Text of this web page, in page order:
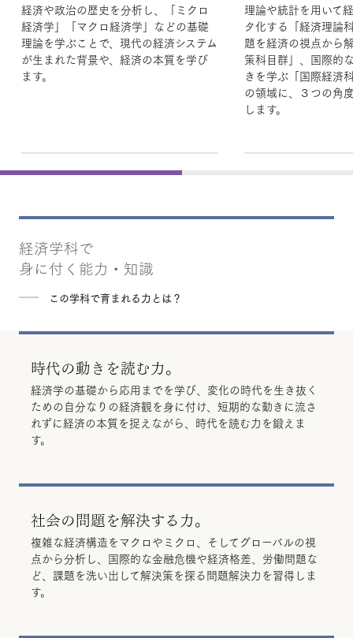
経済や政治の歴史を分析し、「ミクロ
経済学」「マクロ経済学」などの基礎
理論を学ぶことで、現代の経済システム
が生まれた背景や、経済の本質を学び
ます。
理論や統計を用いて
タ化する「経済理論
題を経済の視点から
策科目群」、国際的
きを学ぶ「国際経済
の領域に、３つの角
します。
経済学科で
身に付く能力・知識
この学科で育まれる力とは？
時代の動きを読む力。
経済学の基礎から応用までを学び、変化の時代を生き抜く
ための自分なりの経済観を身に付け、短期的な動きに流さ
れずに経済の本質を捉えながら、時代を読む力を鍛えま
す。
社会の問題を解決する力。
複雑な経済構造をマクロやミクロ、そしてグローバルの視
点から分析し、国際的な金融危機や経済格差、労働問題な
ど、課題を洗い出して解決策を探る問題解決力を習得しま
す。